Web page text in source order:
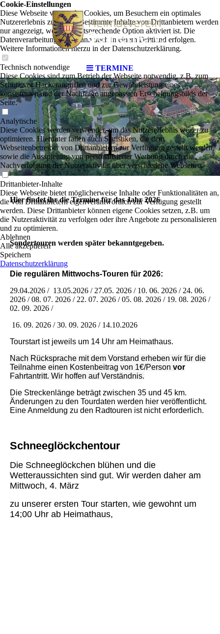
TERMINE
l
Hier findet ihr die Termine für das Jahr 2026
Sondertouren werden später bekanntgegeben.
Die regulären Mittwochs-Touren für 2026:
29.04.2026 / 13.05.2026 / 27.05. 2026 / 10. 06. 2026 / 24. 06.
2026 / 08. 07. 2026 / 22. 07. 2026 / 05. 08. 2026 / 19. 08. 2026 /
02. 09. 2026 /
16. 09. 2026 / 30. 09. 2026 / 14.10.2026
Tourstart ist jeweils um 14 Uhr am Heimathaus.
Nach Rücksprache mit dem Vorstand erheben wir für die
Teilnahme einen Kostenbeitrag von 1€/Person vor
Fahrtantritt. Wir hoffen auf Verständnis.
Die Streckenlänge beträgt zwischen 35 und 45 km.
Änderungen zu den Tourdaten werden hier veröffentlicht.
Eine Anmeldung zu den Radtouren ist nicht erforderlich.
Schneeglöckchentour
Die Schneeglöckchen blühen und die
Wetteraussichten sind gut. Wir werden daher am
Mittwoch, 4. März
zu unserer ersten Tour starten, wie gewohnt um
14;00 Uhr ab Heimathaus,
Cookie-Einstellungen
Diese Webseite verwendet Cookies, um Besuchern ein optimales
Nutzererlebnis zu bieten. Bestimmte Inhalte von Drittanbietern werden
nur angezeigt, wenn die entsprechende Option aktiviert ist. Die
Datenverarbeitung kann dann auch in einem Drittland erfolgen.
Weitere Informationen hierzu in der Datenschutzerklärung.
Technisch notwendige
Diese Cookies sind zum Betrieb der Webseite notwendig, z.B. zum
Schutz vor Hackerangriffen und zur Gewährleistung eines
konsistenten und der Nachfrage angepassten Erscheinungsbilds der
Seite.
Analytische
Diese Cookies werden verwendet, um das Nutzererlebnis weiter zu
optimieren. Hierunter fallen auch Statistiken, die dem
Webseitenbetreiber von Drittanbietern zur Verfügung gestellt werden,
sowie die Ausspielung von personalisierter Werbung durch die
Nachverfolgung der Nutzeraktivität über verschiedene Webseiten.
Drittanbieter-Inhalte
Diese Webseite bietet möglicherweise Inhalte oder Funktionalitäten an,
die von Drittanbietern eigenverantwortlich zur Verfügung gestellt
werden. Diese Drittanbieter können eigene Cookies setzen, z.B. um
die Nutzeraktivität zu verfolgen oder ihre Angebote zu personalisieren
und zu optimieren.
Ablehnen
Alle akzeptieren
Speichern
Datenschutzerklärung